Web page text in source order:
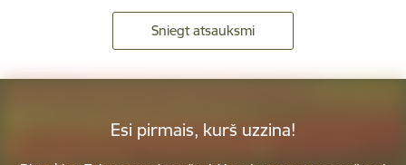
Sniegt atsauksmi
Esi pirmais, kurš uzzina!